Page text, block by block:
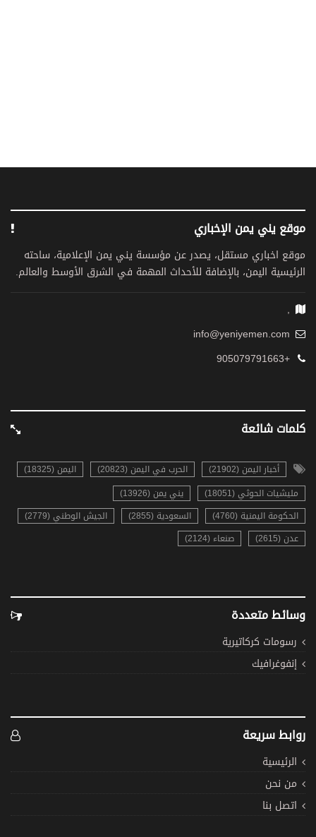
موقع يني يمن الإخباري
موقع اخباري مستقل، يصدر عن مؤسسة يني يمن الإعلامية، ساحته
الرئيسية اليمن، بالإضافة للأحداث المهمة في الشرق الأوسط والعالم.
,
info@yeniyemen.com
+905079791663
كلمات شائعة
أخبار اليمن (21902) الحرب في اليمن (20823)
اليمن (18325)
مليشيات الحوثي (18051)
يني يمن (13926)
الحكومة اليمنية (4760)
السعودية (2855)
الجيش الوطني (2779)
عدن (2615)
صنعاء (2124)
وسائط متعددة
رسومات كركاتيرية
إنفوغرافيك
روابط سريعة
الرئيسية
من نحن
اتصل بنا